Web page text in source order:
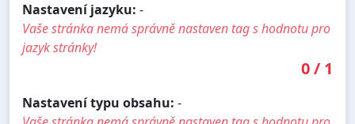
Nastavení jazyku: -
Vaše stránka nemá správně nastaven tag s hodnotu pro
jazyk stránky!
0/ 1
Nastavení typu obsahu: -